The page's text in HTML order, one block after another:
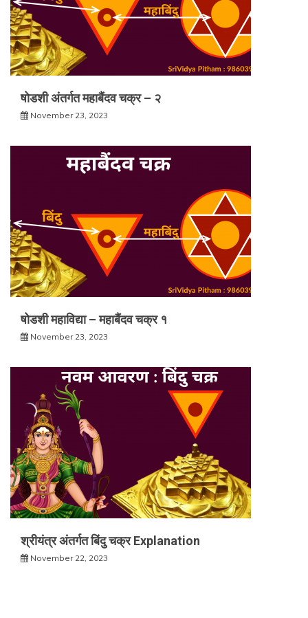
षोडशी अंतर्गत महाबैंदव चक्र – २
November 23, 2023
षोडशी महाविद्या – महाबैंदव चक्र १
November 23, 2023
श्रीयंत्र अंतर्गत बिंदु चक्र Explanation
November 22, 2023